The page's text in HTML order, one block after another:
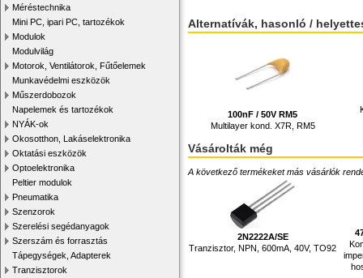
Méréstechnika
Mini PC, ipari PC, tartozékok
Modulok
Modulvilág
Motorok, Ventilátorok, Fűtőelemek
Munkavédelmi eszközök
Műszerdobozok
Napelemek és tartozékok
NYÁK-ok
Okosotthon, Lakáselektronika
Oktatási eszközök
Optoelektronika
Peltier modulok
Pneumatika
Szenzorok
Szerelési segédanyagok
Szerszám és forrasztás
Tápegységek, Adapterek
Tranzisztorok
Alternatívák, hasonló /
100nF / 50V RM5
Multilayer kond. X7R, RM5
Vásárolták még
A következő termékeket más vásárlók
2N2222A/SE
Tranzisztor, NPN, 600mA, 40V, TO92